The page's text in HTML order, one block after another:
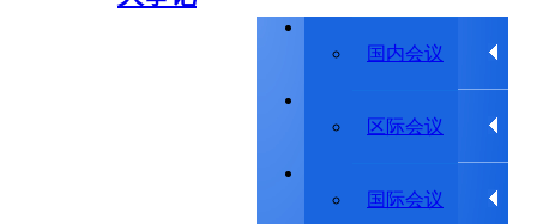
国内会议
区际会议
国际会议
学术会议
学术动态
专题研究委员会